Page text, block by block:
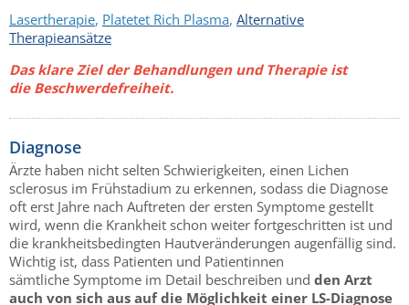
Lasertherapie, Platetet Rich Plasma, Alternative
Therapieansätze
Das klare Ziel der Behandlungen und Therapie ist
die Beschwerdefreiheit.
Diagnose
Ärzte haben nicht selten Schwierigkeiten, einen Lichen
sclerosus im Frühstadium zu erkennen, sodass die Diagnose
oft erst Jahre nach Auftreten der ersten Symptome gestellt
wird, wenn die Krankheit schon weiter fortgeschritten ist und
die krankheitsbedingten Hautveränderungen augenfällig sind.
Wichtig ist, dass Patienten und Patientinnen
sämtliche Symptome im Detail beschreiben und den Arzt
auch von sich aus auf die Möglichkeit einer LS-Diagnose